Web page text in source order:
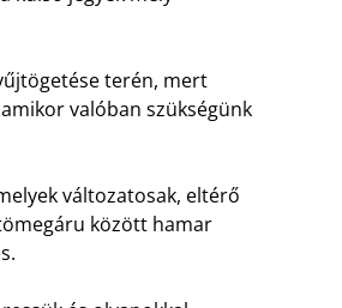
terén, mert
valóban szükségünk
változatosak, eltérő
között hamar